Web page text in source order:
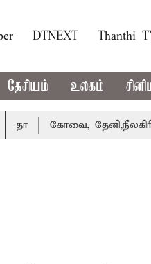
DTNEXT Thanthi
தேசியம் உலகம்
கோவை, தேனி,நீலகிரி